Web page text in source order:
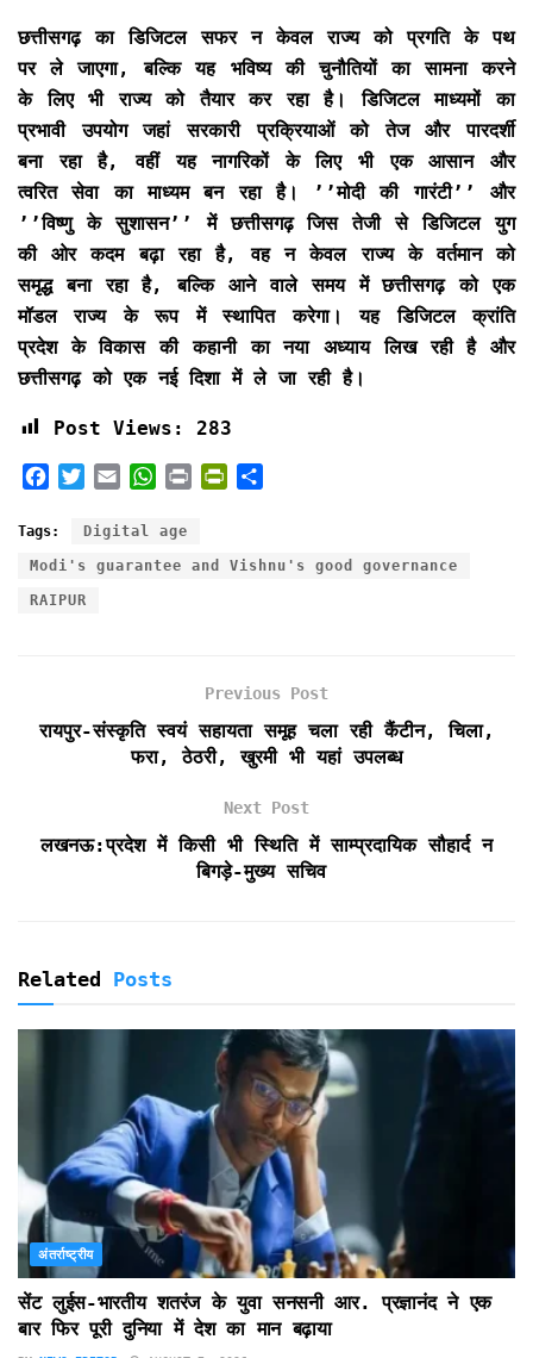
छत्तीसगढ़ का डिजिटल सफर न केवल राज्य को प्रगति के पथ
पर ले जाएगा, बल्कि यह भविष्य की चुनौतियों का सामना करने
के लिए भी राज्य को तैयार कर रहा है। डिजिटल माध्यमों का
प्रभावी उपयोग जहां सरकारी प्रक्रियाओं को तेज और पारदर्शी
बना रहा है, वहीं यह नागरिकों के लिए भी एक आसान और
त्वरित सेवा का माध्यम बन रहा है। ’’मोदी की गारंटी’’ और
’’विष्णु के सुशासन’’ में छत्तीसगढ़ जिस तेजी से डिजिटल युग
की ओर कदम बढ़ा रहा है, वह न केवल राज्य के वर्तमान को
समृद्ध बना रहा है, बल्कि आने वाले समय में छत्तीसगढ़ को एक
मॉडल राज्य के रूप में स्थापित करेगा। यह डिजिटल क्रांति
प्रदेश के विकास की कहानी का नया अध्याय लिख रही है और
छत्तीसगढ़ को एक नई दिशा में ले जा रही है।
Post Views: 283
c
e
o
i
e
a
a
e
d
Tags: Digital age
Modi's guarantee and Vishnu's good governance
RAIPUR
Previous Post
रायपुर-संस्कृति स्वयं सहायता समूह चला रही कैंटीन, चिला,
फरा, ठेठरी, खुरमी भी यहां उपलब्ध
Next Post
लखनऊ:प्रदेश में किसी भी स्थिति में साम्प्रदायिक सौहार्द न
बिगड़े-मुख्य सचिव
Related Posts
अंतर्राष्ट्रीय
सेंट लुईस-भारतीय शतरंज के युवा सनसनी आर. प्रज्ञानंद ने एक
बार फिर पूरी दुनिया में देश का मान बढ़ाया